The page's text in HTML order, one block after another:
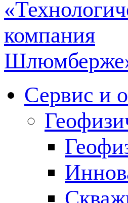
Сервис и